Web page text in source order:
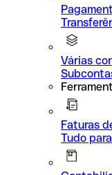
Várias
Faturas
Tudo